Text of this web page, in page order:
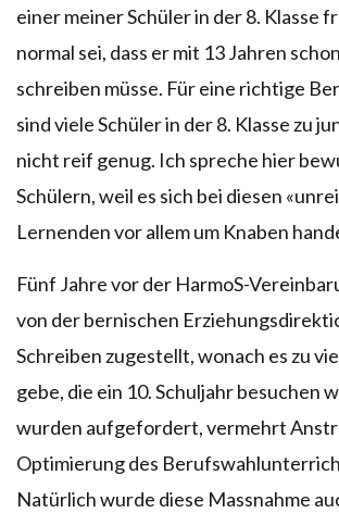
einer meiner Schüler in der 8. Klasse
normal sei, dass er mit 13 Jahren
schreiben müsse. Für eine richtige
sind viele Schüler in der 8. Klasse zu
nicht reif genug. Ich spreche hier
Schülern, weil es sich bei diesen
Lernenden vor allem um Knaben
Fünf Jahre vor der HarmoS-
von der bernischen
Schreiben zugestellt, wonach es zu
gebe, die ein 10. Schuljahr besuchen
wurden aufgefordert, vermehrt
Optimierung des
Natürlich wurde diese Massnahme